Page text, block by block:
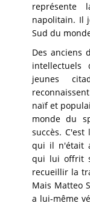
représente
napolitain. Il
Sud du
Des anciens
intellectuels
jeunes
naïf et
monde du
succès. C'est
qui il n'était
qui lui offrit
recueillir la
Mais Matteo
a lui-même